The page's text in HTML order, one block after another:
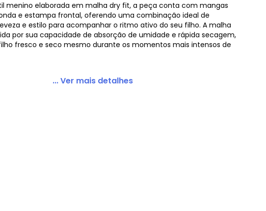
menino elaborada em malha dry fit, a peça conta com mangas
e estampa frontal, oferendo uma combinação ideal de
e estilo para acompanhar o ritmo ativo do seu filho. A malha
por sua capacidade de absorção de umidade e rápida secagem,
fresco e seco mesmo durante os momentos mais intensos de
... Ver mais detalhes